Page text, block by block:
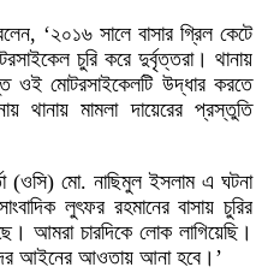
‘২০১৬ সালে বাসার গ্রিল কেটে
চুরি করে দুর্বৃত্তরা। থানায়
ওই মোটরসাইকেলটি উদ্ধার করতে
থানায় মামলা দায়েরের প্রস্তুতি
(ওসি) মো. নাছিমুল ইসলাম এ ঘটনা
লুৎফর রহমানের বাসায় চুরির
আমরা চারদিকে লোক লাগিয়েছি।
আইনের আওতায় আনা হবে।’